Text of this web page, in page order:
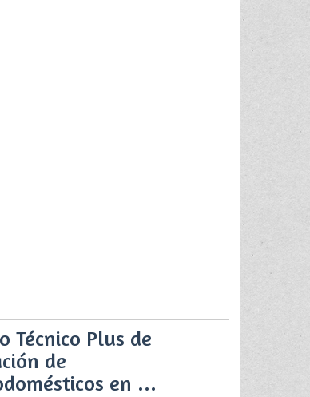
Técnico Plus de
de
en ...